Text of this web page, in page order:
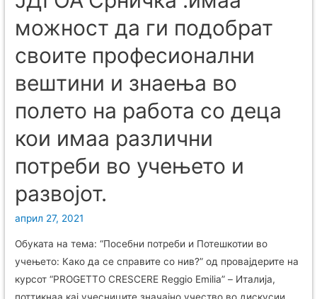
можност да ги подобрат
своите професионални
вештини и знаења во
полето на работа со деца
кои имаа различни
потреби во учењето и
развојот.
април 27, 2021
Обуката на тема: “Посебни потреби и Потешкотии во
учењето: Како да се справите со нив?” од провајдерите на
курсот “PROGETTO CRESCERE Reggio Emilia” – Италија,